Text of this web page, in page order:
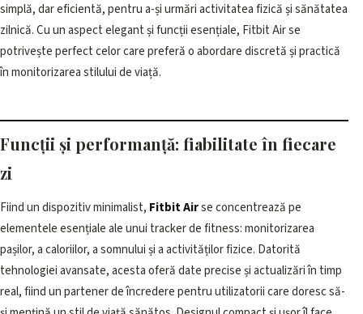
simplă, dar eficientă, pentru a-și urmări activitatea fizică și sănătatea
zilnică. Cu un aspect elegant și funcții esențiale, Fitbit Air se
potrivește perfect celor care preferă o abordare discretă și practică
în monitorizarea stilului de viață.
Funcții și performanță: fiabilitate în fiecare
zi
Fiind un dispozitiv minimalist, Fitbit Airse concentrează pe
elementele esențiale ale unui tracker de fitness: monitorizarea
pașilor, a caloriilor, a somnului și a activităților fizice. Datorită
tehnologiei avansate, acesta oferă date precise și actualizări în timp
real, fiind un partener de încredere pentru utilizatorii care doresc să-